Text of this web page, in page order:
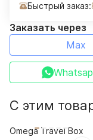
Быстрый заказ:
Заказать через
Max
С этим
Omega Travel Box